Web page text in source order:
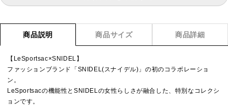
商品説明 商品サイズ 商品詳細
【LeSportsac×SNIDEL】
ファッションブランド「SNIDEL(スナイデル)」の初のコラボレーショ
ン。
LeSportsacの機能性とSNIDELの女性らしさが融合した、特別なコレクシ
ョンです。